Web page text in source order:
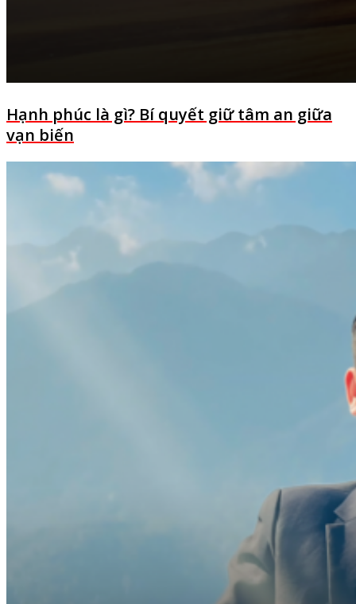
Hạnh phúc là gì? Bí quyết giữ tâm an giữa
vạn biến